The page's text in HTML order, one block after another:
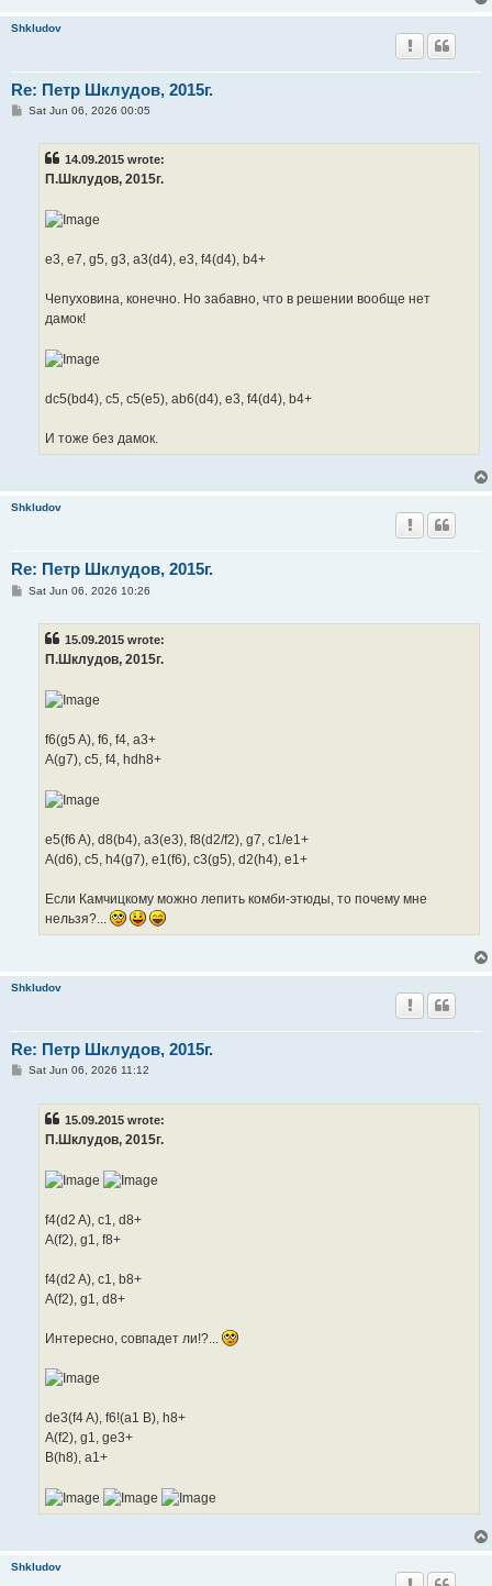
Shkludov
Re: Петр Шклудов, 2015г.
PSat Jun 06, 2026 00:05
14.09.2015 wrote:
П.Шклудов, 2015г.
e3, e7, g5, g3, a3(d4), e3, f4(d4), b4+
Чепуховина, конечно. Но забавно, что в решении вообще нет
дамок!
dc5(bd4), c5, c5(e5), ab6(d4), e3, f4(d4), b4+
И тоже без дамок.
Shkludov
Re: Петр Шклудов, 2015г.
PSat Jun 06, 2026 10:26
15.09.2015 wrote:
П.Шклудов, 2015г.
f6(g5 A), f6, f4, a3+
A(g7), c5, f4, hdh8+
e5(f6 A), d8(b4), a3(e3), f8(d2/f2), g7, c1/e1+
A(d6), c5, h4(g7), e1(f6), c3(g5), d2(h4), e1+
Если Камчицкому можно лепить комби-этюды, то почему мне
нельзя?...
Shkludov
Re: Петр Шклудов, 2015г.
PSat Jun 06, 2026 11:12
15.09.2015 wrote:
П.Шклудов, 2015г.
f4(d2 A), c1, d8+
A(f2), g1, f8+
f4(d2 A), c1, b8+
A(f2), g1, d8+
Интересно, совпадет ли!?...
de3(f4 A), f6!(a1 B), h8+
A(f2), g1, ge3+
B(h8), a1+
Shkludov